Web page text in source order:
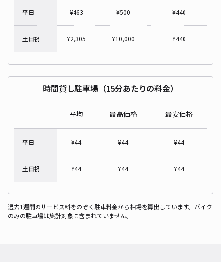
平日 ¥463 ¥500 ¥440
土日祝 ¥2,305 ¥10,000 ¥440
時間貸し駐車場（15分あたりの料金）
平均 最高価格 最安価格
平日 ¥44 ¥44 ¥44
土日祝 ¥44 ¥44 ¥44
過去1週間のサービス料をのぞく駐車料金から相場を算出しています。バイク
のみの駐車場は集計対象に含まれていません。